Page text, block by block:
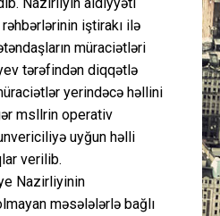
iştirakı ilə
müraciətləri
tərəfindən diqqətlə
yerindəcə həllini
mәsәlәlәrin operativ
uyğun həlli
verilib.
Nazirliyinin
məsələlərlə bağlı